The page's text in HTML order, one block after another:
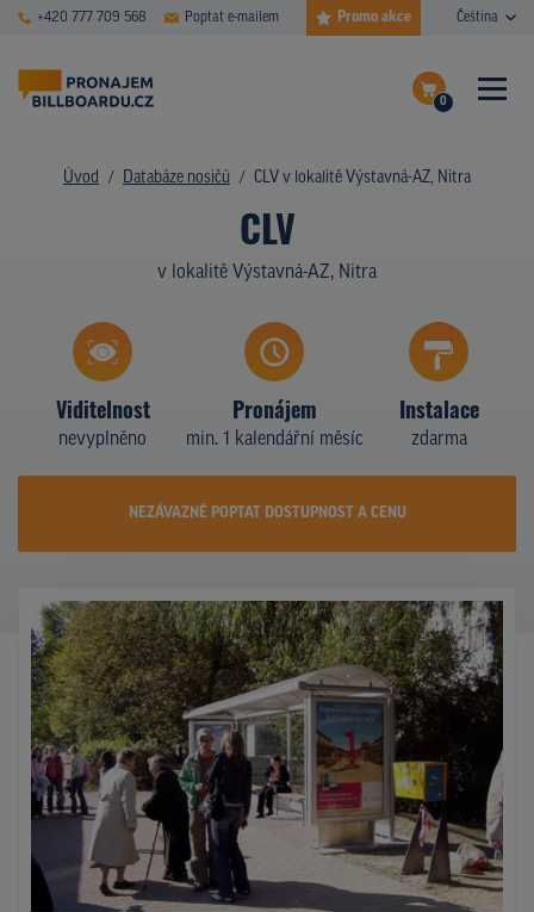
+420 777 709 568 Poptat e-mailem Promo akce Čeština
0
Dokončit poptávku
Zobrazit nosiče na mapě
ČASTÉ DOTAZY
DATABÁZE NOSIČŮ
PLOCHY V AKCI
CENY
Z PRAXE
KDO JSME
PROMO AKCE
Úvod Databáze nosičů CLV v lokalitě Výstavná-AZ, Nitra
CLV
v lokalitě Výstavná-AZ, Nitra
Viditelnost
nevyplněno
Pronájem
min. 1 kalendářní měsíc
Instalace
zdarma
NEZÁVAZNĚ POPTAT DOSTUPNOST A CENU